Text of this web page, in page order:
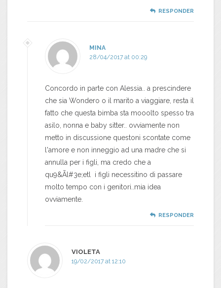
RESPONDER
MINA
28/04/2017 at 00:29
Concordo in parte con Alessia.. a prescindere
che sia Wondero o il marito a viaggiare, resta il
fatto che questa bimba sta mooolto spesso tra
asilo, nonna e baby sitter.. ovviamente non
metto in discussione questoni scontate come
l'amore e non inneggio ad una madre che si
annulla per i figli, ma credo che a
qu9&Ãl#3e;etl i figli necessitino di passare
molto tempo con i genitori..mia idea
ovviamente.
RESPONDER
VIOLETA
19/02/2017 at 12:10